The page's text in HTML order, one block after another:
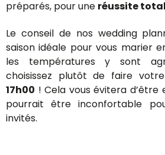
préparés, pour une réussite
Le conseil de nos wedding
saison idéale pour vous marier
les températures y sont
choisissez plutôt de faire votre
17h00 ! Cela vous évitera d’être
pourrait être inconfortable
invités.